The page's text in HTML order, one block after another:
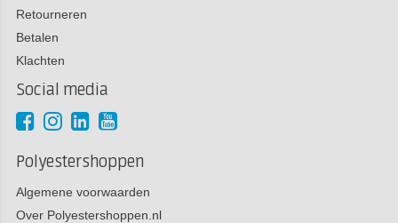
Retourneren
Betalen
Klachten
Social media
Polyestershoppen
Algemene voorwaarden
Over Polyestershoppen.nl